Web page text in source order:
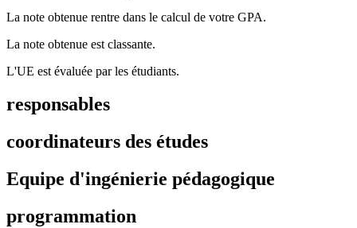
La note obtenue rentre dans le calcul de votre GPA.
La note obtenue est classante.
L'UE est évaluée par les étudiants.
responsables
coordinateurs des études
Equipe d'ingénierie pédagogique
programmation